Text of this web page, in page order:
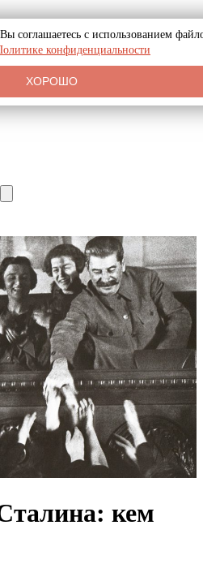
кем
соглашаетесь с использованием
конфиденциальности
ХОРОШО